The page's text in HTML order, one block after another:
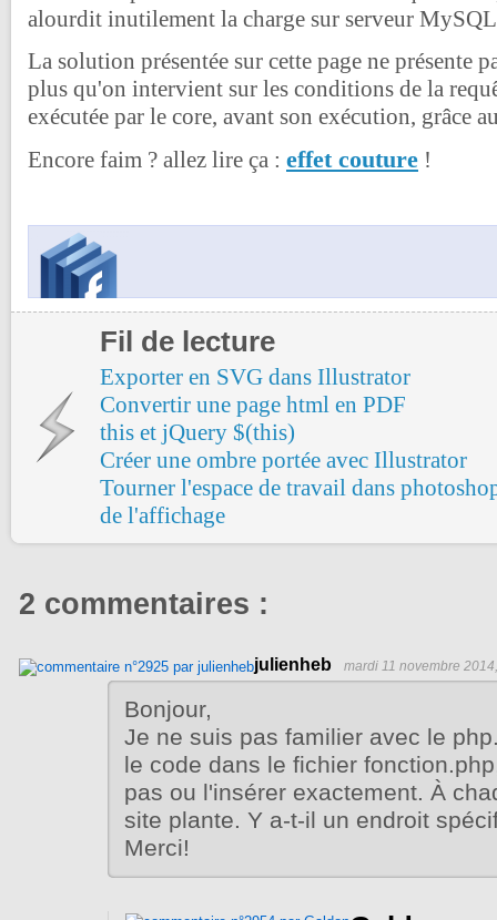
alourdit inutilement la charge sur serveur
La solution présentée sur cette page ne présente
plus qu'on intervient sur les conditions de la
exécutée par le core, avant son exécution, grâce
Encore faim ? allez lire ça : effet couture !
Fil de lecture
Exporter en SVG dans Illustrator
Convertir une page html en PDF
this et jQuery $(this)
Créer une ombre portée avec Illustrator
Tourner l'espace de travail dans
de l'affichage
2 commentaires :
julienheb mardi 11 novembre
Bonjour,
Je ne suis pas familier avec le
le code dans le fichier
pas ou l'insérer exactement. À
site plante. Y a-t-il un endroit
Merci!